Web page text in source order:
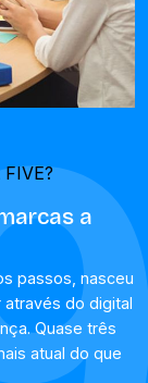
a
passos, nasceu
através do digital
Quase três
atual do que